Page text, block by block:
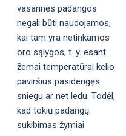
vasarinės padangos
negali būti naudojamos,
kai tam yra netinkamos
oro sąlygos, t. y. esant
žemai temperatūrai kelio
paviršius pasidengęs
sniegu ar net ledu. Todėl,
kad tokių padangų
sukibimas žymiai